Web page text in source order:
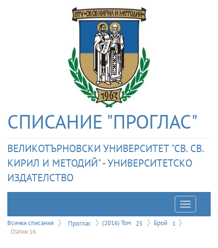
СПИСАНИЕ "ПРОГЛАС"
ВЕЛИКОТЪРНОВСКИ УНИВЕРСИТЕТ "СВ. СВ.
КИРИЛ И МЕТОДИЙ" - УНИВЕРСИТЕТСКО
ИЗДАТЕЛСТВО
Отваряне
на
Всички списания Проглас (2016) Том 25 Брой
1
Статия 16